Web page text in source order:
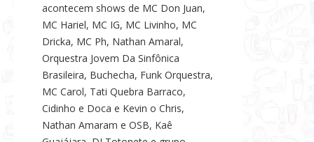
acontecem shows de MC Don Juan,
MC Hariel, MC IG, MC Livinho, MC
Dricka, MC Ph, Nathan Amaral,
Orquestra Jovem Da Sinfônica
Brasileira, Buchecha, Funk Orquestra,
MC Carol, Tati Quebra Barraco,
Cidinho e Doca e Kevin o Chris,
Nathan Amaram e OSB, Kaê